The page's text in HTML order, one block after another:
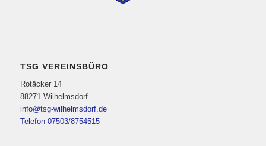
TSG VEREINSBÜRO
Rotäcker 14
88271 Wilhelmsdorf
info@tsg-wilhelmsdorf.de
Telefon 07503/8754515